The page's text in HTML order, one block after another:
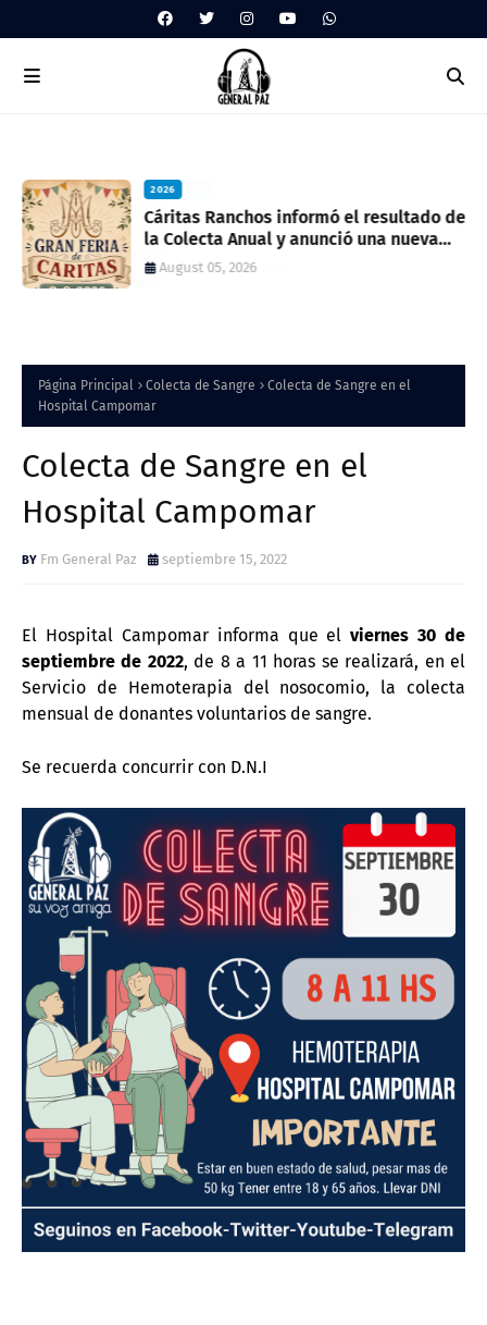
2026
Cáritas Ranchos informó el resultado de
la Colecta Anual y anunció una nueva
feria solidaria
August 05, 2026
Página Principal Colecta de Sangre
Colecta de Sangre en el
Hospital Campomar
Colecta de Sangre en el
Hospital Campomar
Fm General Paz septiembre 15, 2022
El Hospital Campomar informa que elviernes 30 de
septiembre de 2022, de 8 a 11 horas se realizará, en el
Servicio de Hemoterapia del nosocomio, la colecta
mensual de donantes voluntarios de sangre.
Se recuerda concurrir con D.N.I